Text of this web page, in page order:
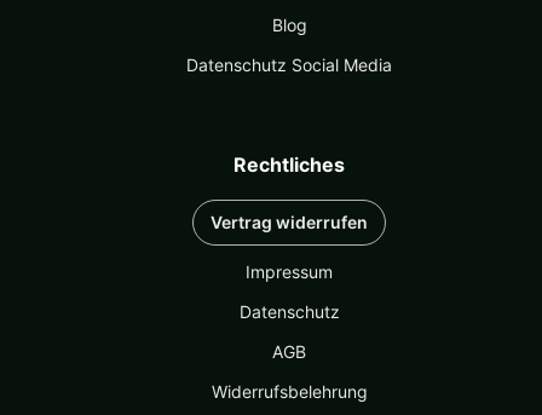
Blog
Datenschutz Social Media
Rechtliches
Vertrag widerrufen
Impressum
Datenschutz
AGB
Widerrufsbelehrung